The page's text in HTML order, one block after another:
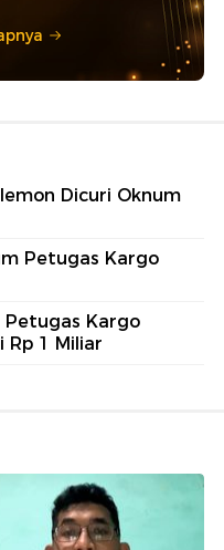
Dicuri Oknum
Petugas Kargo
Petugas Kargo
Rp 1 Miliar